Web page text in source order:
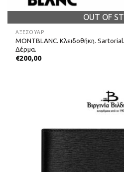
OUT OF
ΑΞΕΣΟΥΑΡ
MONTBLANC. Κλειδοθήκη.
Δέρμα.
€200,00